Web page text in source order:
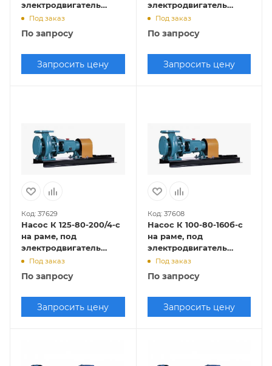
электродвигатель
3х1500
Под заказ
По запросу
Запросить цену
электродвигатель
7,5х1500
Под заказ
По запросу
Запросить цену
Код: 37629
Насос К 125-80-200/4-с
на раме, под
электродвигатель
5,5х1500
Под заказ
По запросу
Запросить цену
Код: 37608
Насос К 100-80-160б-с
на раме, под
электродвигатель
11х3000
Под заказ
По запросу
Запросить цену